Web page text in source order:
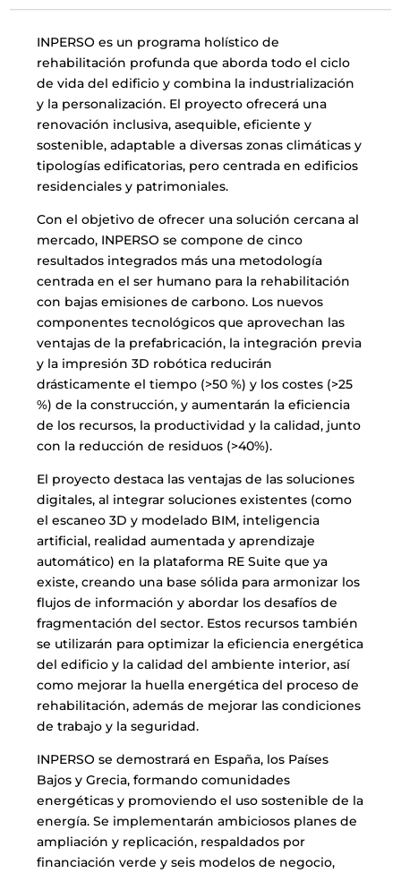
INPERSO es un programa holístico de
rehabilitación profunda que aborda todo el ciclo
de vida del edificio y combina la industrialización
y la personalización. El proyecto ofrecerá una
renovación inclusiva, asequible, eficiente y
sostenible, adaptable a diversas zonas climáticas y
tipologías edificatorias, pero centrada en edificios
residenciales y patrimoniales.
Con el objetivo de ofrecer una solución cercana al
mercado, INPERSO se compone de cinco
resultados integrados más una metodología
centrada en el ser humano para la rehabilitación
con bajas emisiones de carbono. Los nuevos
componentes tecnológicos que aprovechan las
ventajas de la prefabricación, la integración previa
y la impresión 3D robótica reducirán
drásticamente el tiempo (>50 %) y los costes (>25
%) de la construcción, y aumentarán la eficiencia
de los recursos, la productividad y la calidad, junto
con la reducción de residuos (>40%).
El proyecto destaca las ventajas de las soluciones
digitales, al integrar soluciones existentes (como
el escaneo 3D y modelado BIM, inteligencia
artificial, realidad aumentada y aprendizaje
automático) en la plataforma RE Suite que ya
existe, creando una base sólida para armonizar los
flujos de información y abordar los desafíos de
fragmentación del sector. Estos recursos también
se utilizarán para optimizar la eficiencia energética
del edificio y la calidad del ambiente interior, así
como mejorar la huella energética del proceso de
rehabilitación, además de mejorar las condiciones
de trabajo y la seguridad.
INPERSO se demostrará en España, los Países
Bajos y Grecia, formando comunidades
energéticas y promoviendo el uso sostenible de la
energía. Se implementarán ambiciosos planes de
ampliación y replicación, respaldados por
financiación verde y seis modelos de negocio,